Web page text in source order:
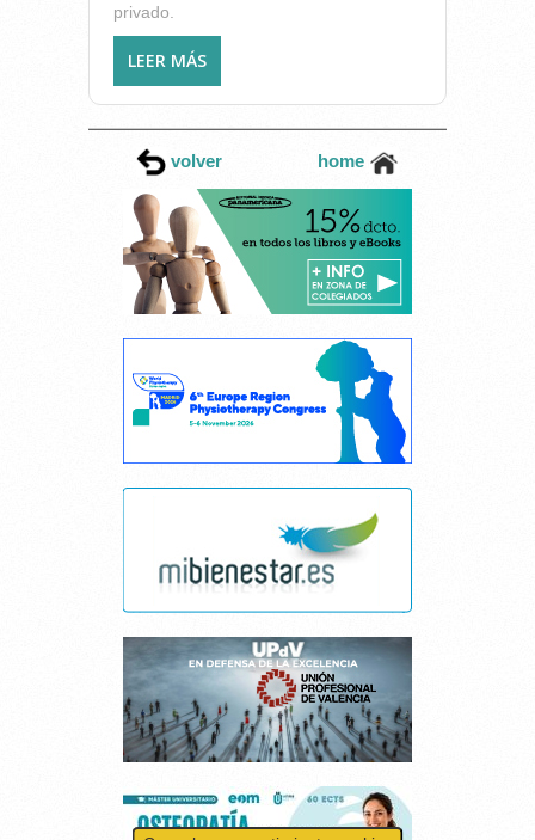
privado.
LEER MÁS
A LOS FISIOTERAPEUTAS QUE
SER FUNCIONARIO NO EXIME
COLEGIACIÓN OBLIGATORIA
volver home
Esta página web usa cookies.